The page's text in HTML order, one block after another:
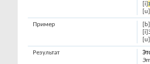
[i]
[u]
Пример
Результат